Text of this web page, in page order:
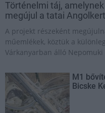
Történelmi táj,
megújul a tatai Angolkert
A projekt részeként
műemlékek, köztük a
Várkanyarban álló Nepomuki
M1
Bicske